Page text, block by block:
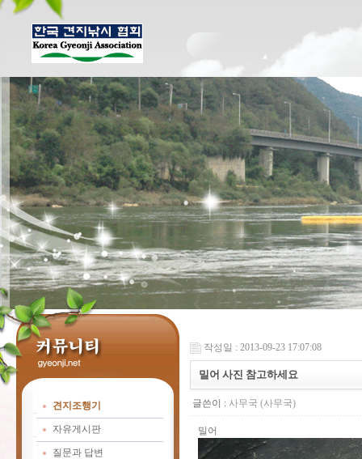
견지조행기
자유게시판
질문과 답변
작성일 : 2013-09-23 17:07:08
밀어 사진 참고하세요
글쓴이 : 사무국 (사무국)
밀어